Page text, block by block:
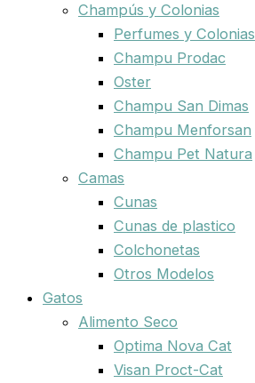
Champús y Colonias
Perfumes y Colonias
Champu Prodac
Oster
Champu San Dimas
Champu Menforsan
Champu Pet Natura
Camas
Cunas
Cunas de plastico
Colchonetas
Otros Modelos
Gatos
Alimento Seco
Optima Nova Cat
Visan Proct-Cat